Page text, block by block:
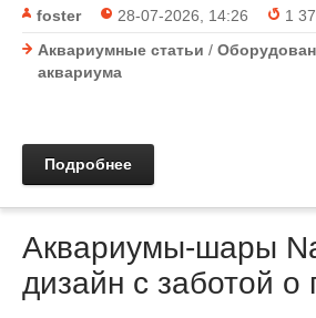
foster 28-07-2026, 14:26
1
Аквариумные статьи /
аквариума
Подробнее
Аквариумы-шары
дизайн с заботой о